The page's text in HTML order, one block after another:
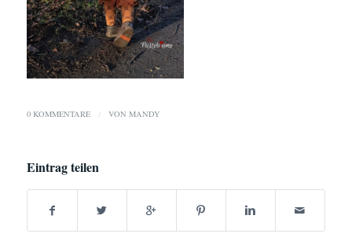
0 KOMMENTARE / VON MANDY
Eintrag teilen